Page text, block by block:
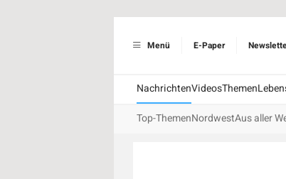
Menü E-Paper
NachrichtenVideosThemen
Top-ThemenNordwestAus aller